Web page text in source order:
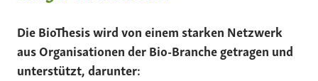
Die BioThesis wird von einem starken Netzwerk
aus Organisationen der Bio-Branche getragen und
unterstützt, darunter: